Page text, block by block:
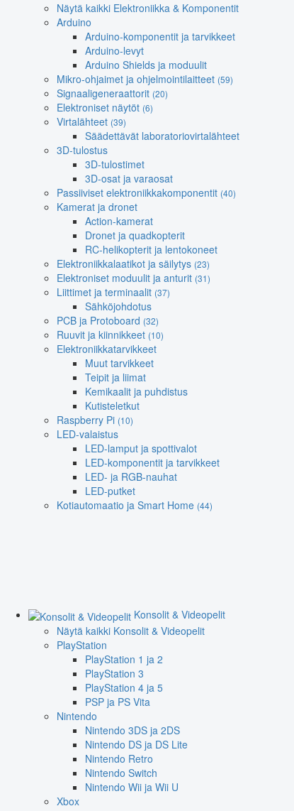
Näytä kaikki Elektroniikka & Komponentit
Arduino
Arduino-komponentit ja tarvikkeet
Arduino-levyt
Arduino Shields ja moduulit
Mikro-ohjaimet ja ohjelmointilaitteet (59)
Signaaligeneraattorit (20)
Elektroniset näytöt (6)
Virtalähteet (39)
Säädettävät laboratoriovirtalähteet
3D-tulostus
3D-tulostimet
3D-osat ja varaosat
Passiiviset elektroniikkakomponentit (40)
Kamerat ja dronet
Action-kamerat
Dronet ja quadkopterit
RC-helikopterit ja lentokoneet
Elektroniikkalaatikot ja säilytys (23)
Elektroniset moduulit ja anturit (31)
Liittimet ja terminaalit (37)
Sähköjohdotus
PCB ja Protoboard (32)
Ruuvit ja kiinnikkeet (10)
Elektroniikkatarvikkeet
Muut tarvikkeet
Teipit ja liimat
Kemikaalit ja puhdistus
Kutisteletkut
Raspberry Pi (10)
LED-valaistus
LED-lamput ja spottivalot
LED-komponentit ja tarvikkeet
LED- ja RGB-nauhat
LED-putket
Kotiautomaatio ja Smart Home (44)
Konsolit & Videopelit
Näytä kaikki Konsolit & Videopelit
PlayStation
PlayStation 1 ja 2
PlayStation 3
PlayStation 4 ja 5
PSP ja PS Vita
Nintendo
Nintendo 3DS ja 2DS
Nintendo DS ja DS Lite
Nintendo Retro
Nintendo Switch
Nintendo Wii ja Wii U
Xbox